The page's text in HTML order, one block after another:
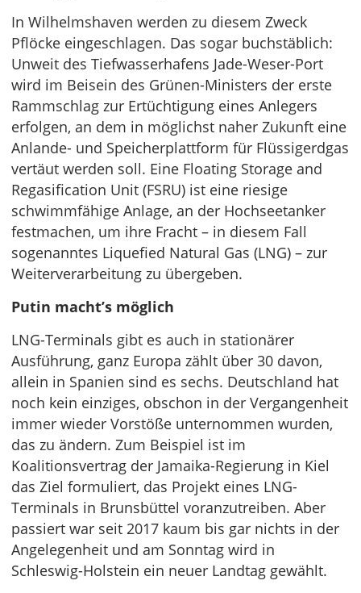
In Wilhelmshaven werden zu diesem Zweck
Pflöcke eingeschlagen. Das sogar buchstäblich:
Unweit des Tiefwasserhafens Jade-Weser-Port
wird im Beisein des Grünen-Ministers der erste
Rammschlag zur Ertüchtigung eines Anlegers
erfolgen, an dem in möglichst naher Zukunft eine
Anlande- und Speicherplattform für Flüssigerdgas
vertäut werden soll. Eine Floating Storage and
Regasification Unit (FSRU) ist eine riesige
schwimmfähige Anlage, an der Hochseetanker
festmachen, um ihre Fracht – in diesem Fall
sogenanntes Liquefied Natural Gas (LNG) – zur
Weiterverarbeitung zu übergeben.
Putin macht’s möglich
LNG-Terminals gibt es auch in stationärer
Ausführung, ganz Europa zählt über 30 davon,
allein in Spanien sind es sechs. Deutschland hat
noch kein einziges, obschon in der Vergangenheit
immer wieder Vorstöße unternommen wurden,
das zu ändern. Zum Beispiel ist im
Koalitionsvertrag der Jamaika-Regierung in Kiel
das Ziel formuliert, das Projekt eines LNG-
Terminals in Brunsbüttel voranzutreiben. Aber
passiert war seit 2017 kaum bis gar nichts in der
Angelegenheit und am Sonntag wird in
Schleswig-Holstein ein neuer Landtag gewählt.